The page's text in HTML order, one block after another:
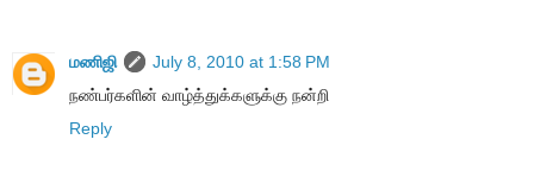
மணிஜி
July 8, 2010 at 1:58 PM
நண்பர்களின் வாழ்த்துக்களுக்கு நன்றி
Reply